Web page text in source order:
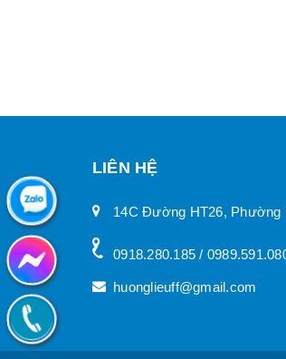
LIÊN HỆ
14C Đường HT26, Phường
0918.280.185 /
huonglieuff@gmail.com